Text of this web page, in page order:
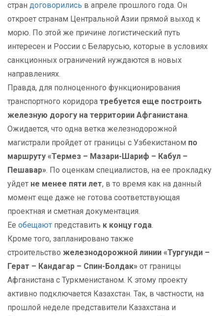
стран договорились в апреле прошлого года. Он
откроет странам Центральной Азии прямой выход к
морю. По этой же причине логистический путь
интересен и России с Беларусью, которые в условиях
санкционных ограничений нуждаются в новых
направлениях.
Правда, для полноценного функционирования
транспортного коридора требуется еще построить
железную дорогу на территории Афганистана.
Ожидается, что одна ветка железнодорожной
магистрали пройдет от границы с Узбекистаном по
маршруту «Термез – Мазари-Шариф – Кабул –
Пешавар». По оценкам специалистов, на ее прокладку
уйдет не менее пяти лет, в то время как на данный
момент еще даже не готова соответствующая
проектная и сметная документация.
Ее обещают представить к концу года.
Кроме того, запланировано также
строительство железнодорожной линии «Тургунди –
Герат – Кандагар – Спин-Болдак» от границы
Афганистана с Туркменистаном. К этому проекту
активно подключается Казахстан. Так, в частности, на
прошлой неделе представители Казахстана и